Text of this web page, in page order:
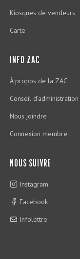
Kiosques de vendeurs
Carte
INFO ZAC
À propos de la ZAC
Conseil d'administration
Nous joindre
Connexion membre
NOUS SUIVRE
Instagram
Facebook
Infolettre